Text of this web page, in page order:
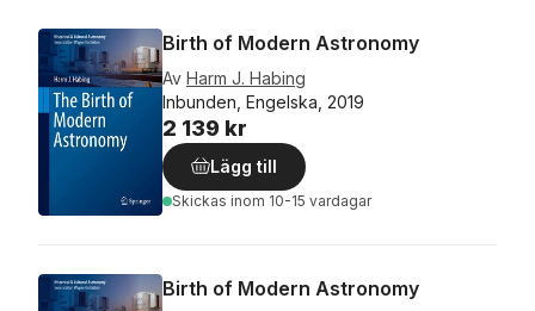
Birth of Modern Astronomy
Av Harm J. Habing
Inbunden, Engelska, 2019
2 139 kr
Lägg till
Skickas inom 10-15 vardagar
Birth of Modern Astronomy